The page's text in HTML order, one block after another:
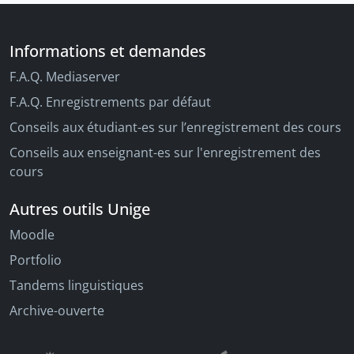
Isabelle Garnier, Marianne Carbonnier-
Sercomanens, Marion Deschamp, Cornel
Informations et demandes
F.A.Q. Mediaserver
F.A.Q. Enregistrements par défaut
Conseils aux étudiant-es sur l’enregistrement des cours
Conseils aux enseignant-es sur l'enregistrement des
cours
Autres outils Unige
Moodle
Portfolio
Tandems linguistiques
Archive-ouverte